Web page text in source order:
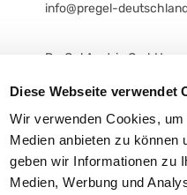
Diese Webseite verwendet
Wir verwenden Cookies,
Medien anbieten zu können
geben wir Informationen zu
Medien, Werbung und
info@pregel-
PreGel Austria GmbH
+43 3854 6116
office@pregelaustria.at